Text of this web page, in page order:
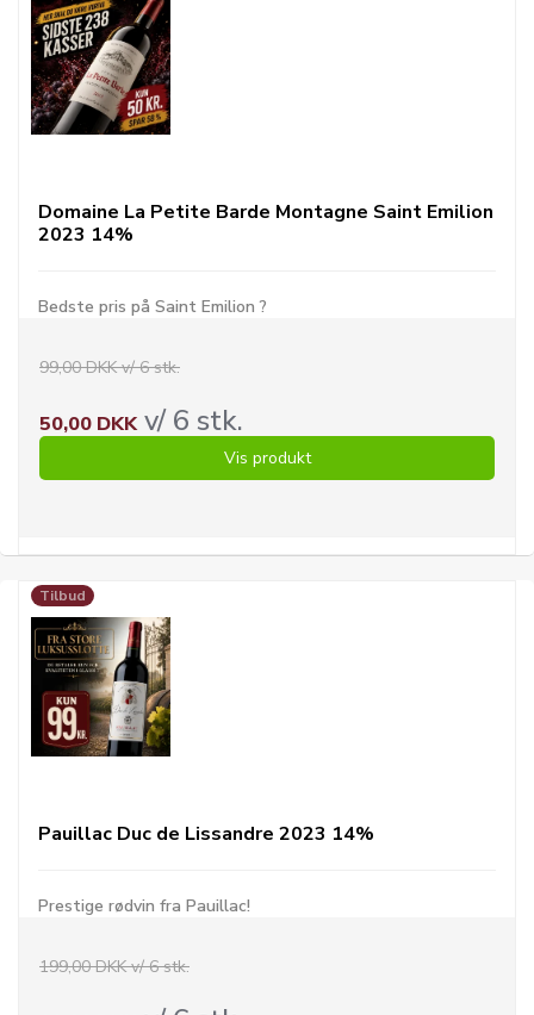
Domaine La Petite Barde Montagne Saint Emilion
2023 14%
Bedste pris på Saint Emilion ?
99,00 DKK v/ 6 stk.
50,00 DKKv/ 6 stk.
Vis produkt
Tilbud
Pauillac Duc de Lissandre 2023 14%
Prestige rødvin fra Pauillac!
199,00 DKK v/ 6 stk.